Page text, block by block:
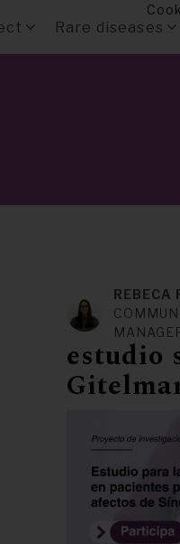
Rare diseases
REBECA
estudio